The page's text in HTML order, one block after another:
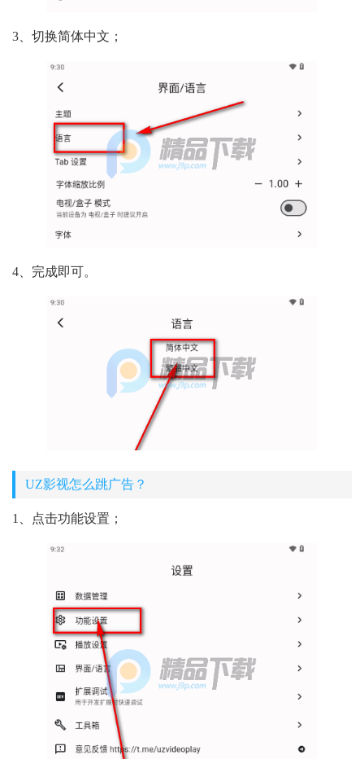
3、切换简体中文；
4、完成即可。
UZ影视怎么跳广告？
1、点击功能设置；